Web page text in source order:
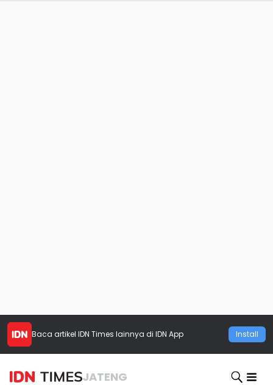
Baca artikel IDN Times lainnya di IDN App Install
JATENG